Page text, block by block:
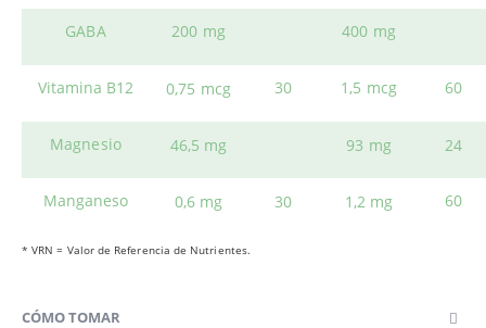
GABA 200 mg 400 mg
Vitamina B12 0,75 mcg 30 1,5 mcg 60
Magnesio 46,5 mg 93 mg 24
Manganeso 0,6 mg 30 1,2 mg 60
* VRN = Valor de Referencia de Nutrientes.
CÓMO TOMAR